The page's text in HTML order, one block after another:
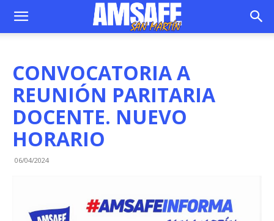
CONVOCATORIA A
REUNIÓN PARITARIA
DOCENTE. NUEVO
HORARIO
06/04/2024